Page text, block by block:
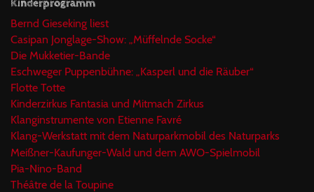
Kinderprogramm
Bernd Gieseking liest
Casipan Jonglage-Show: „Müffelnde Socke“
Die Mukketier-Bande
Eschweger Puppenbühne: „Kasperl und die Räuber“
Flotte Totte
Kinderzirkus Fantasia und Mitmach Zirkus
Klanginstrumente von Etienne Favré
Klang-Werkstatt mit dem Naturparkmobil des Naturparks
Meißner-Kaufunger-Wald und dem AWO-Spielmobil
Pia-Nino-Band
Théâtre de la Toupine